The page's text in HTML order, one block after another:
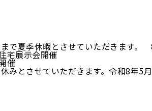
夏季休暇とさせていただきます。
宅展示会開催
催
とさせていただきます。令和8年5月